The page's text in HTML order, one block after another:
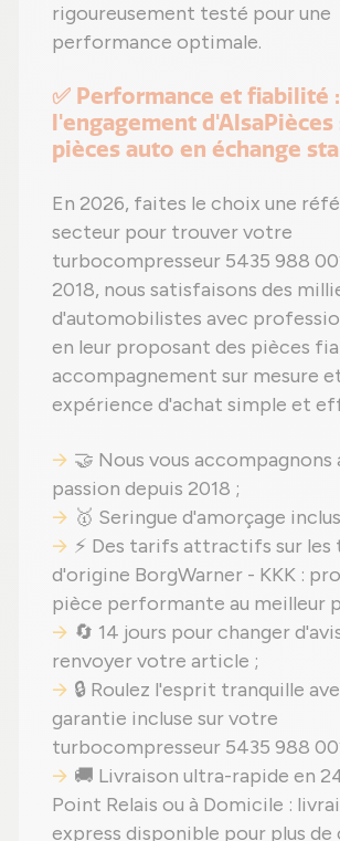
rigoureusement testé pour une
performance optimale.
✅ Performance et fiabilité :
l'engagement d'AlsaPièces
pièces auto en échange
En 2026, faites le choix une
secteur pour trouver votre
turbocompresseur 5435 988
2018, nous satisfaisons des
d'automobilistes avec
en leur proposant des pièces
accompagnement sur mesure
expérience d'achat simple et
🤝 Nous vous accompagnons
passion depuis 2018 ;
🥇 Seringue d'amorçage
⚡ Des tarifs attractifs sur les
d'origine BorgWarner - KKK :
pièce performante au meilleur
🔄 14 jours pour changer
renvoyer votre article ;
🔒 Roulez l'esprit tranquille
garantie incluse sur votre
turbocompresseur 5435 988
🚚 Livraison ultra-rapide en
Point Relais ou à Domicile :
express disponible pour plus